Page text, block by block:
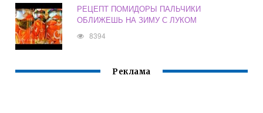
РЕЦЕПТ ПОМИДОРЫ ПАЛЬЧИКИ
ОБЛИЖЕШЬ НА ЗИМУ С ЛУКОМ
8394
Реклама